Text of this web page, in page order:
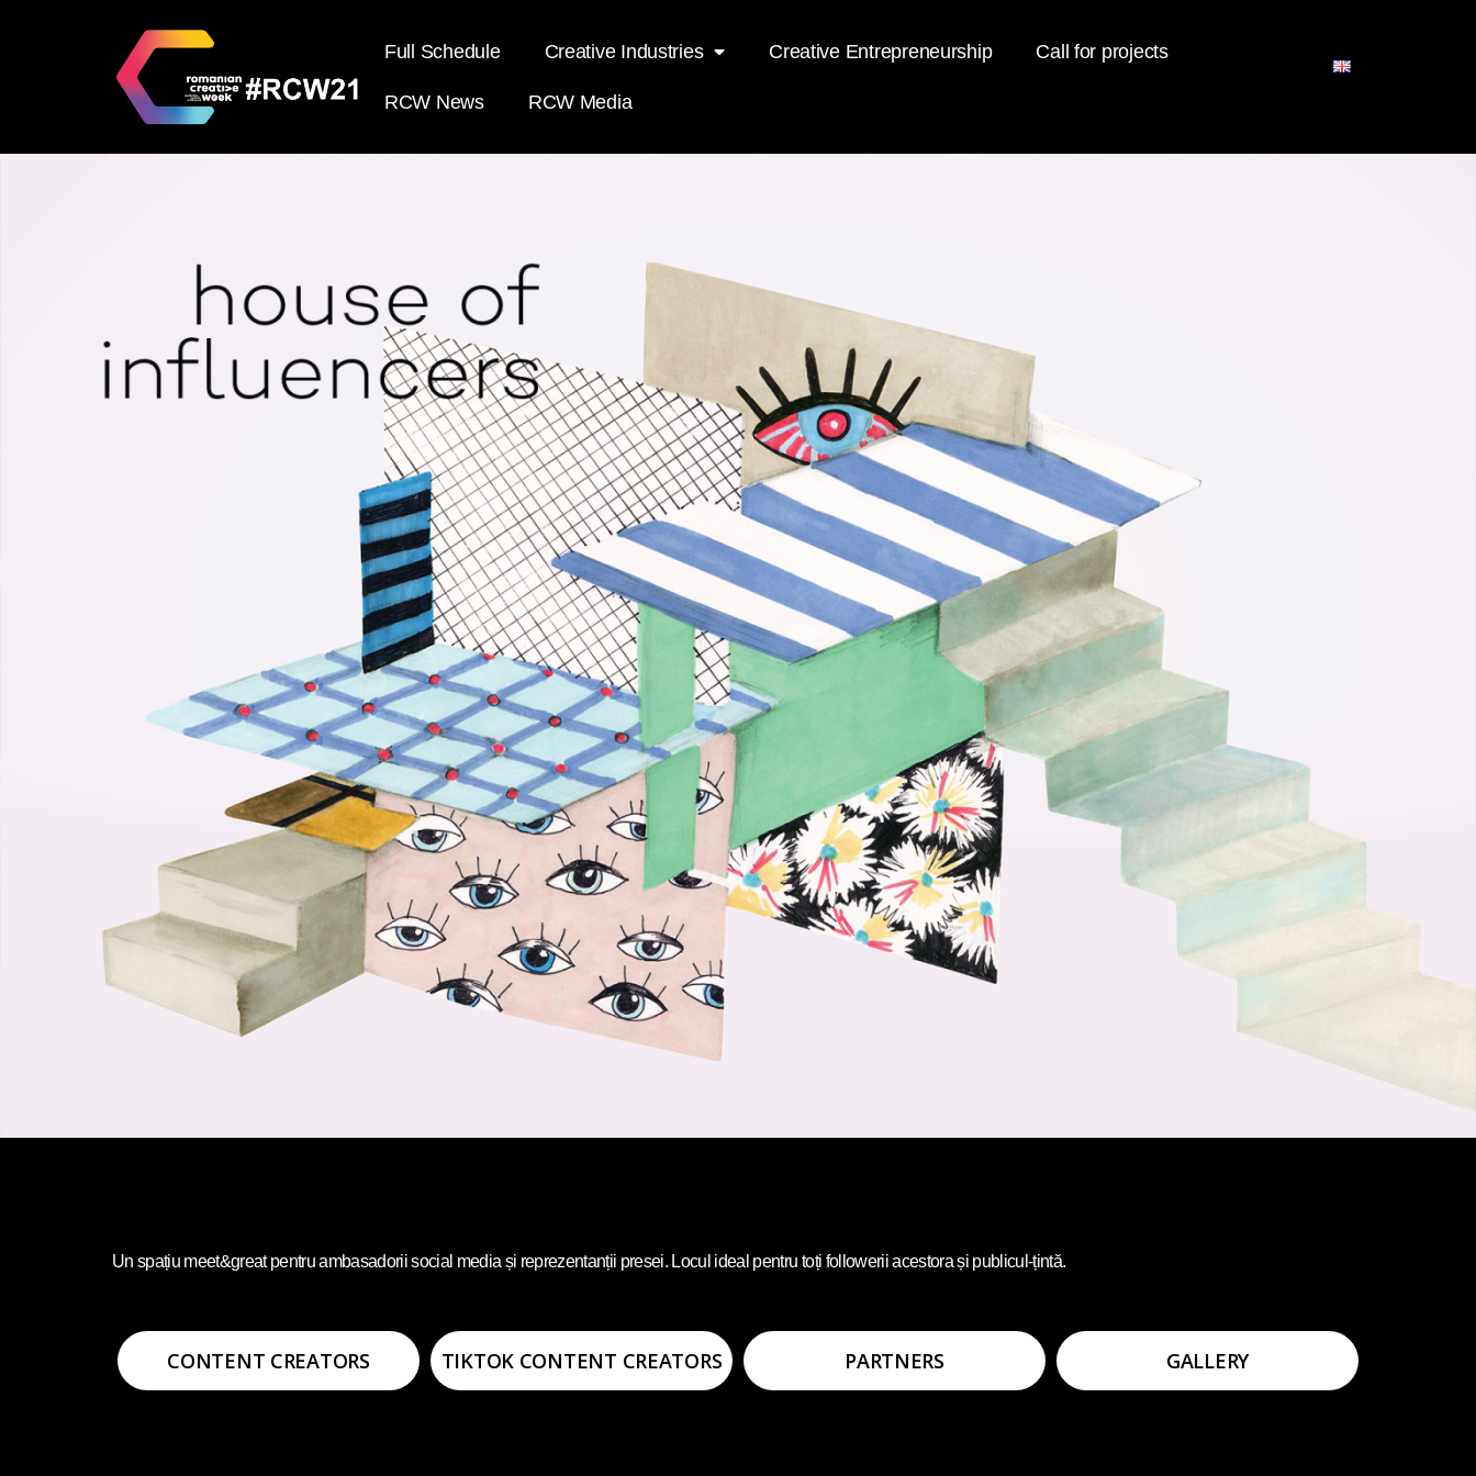
Full Schedule Creative Industries Creative Entrepreneurship Call for projects
RCW News RCW Media
Un spațiu meet&great pentru ambasadorii social media și reprezentanții presei. Locul ideal pentru toți followerii acestora și publicul-țintă.
CONTENT CREATORS TIKTOK CONTENT CREATORS PARTNERS GALLERY